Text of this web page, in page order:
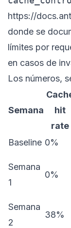
https://
donde se
límites por
en casos de
Los números,
Semana
hit
rate
Baseline 0%
Semana
1
0%
Semana
2
38%